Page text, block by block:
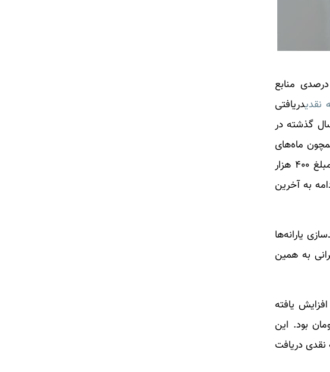
| در حالی که ارایه لایحه بودجه سال 1403 به مجلس شورای اسلامی از افزایش 15 درصدی منابع
نقدیدریافتی
در سال گذشته در
تومانی کالابرگ در تاریخ ۱۷ الی ۱۸ فروردین همچون ماه‌های
قبل شارژ می‌شود.بر همین اساس، در صورتی که سرپرستان خانوار جز دهک‌های اول تا سوم هستند، مبلغ ۴۰۰ هزار
به آخرین
15 درصدی منابع هدفمندسازی یارانه‌ها
به همین
به ۷۵۸ هزار میلیارد تومان افزایش یافته
سال گذشته حدود ۶۵۹ هزار میلیارد تومان بود. این
مبلغ ۱ میلیون و ۳۸۰ هزارتومان یارانه نقدی دریافت